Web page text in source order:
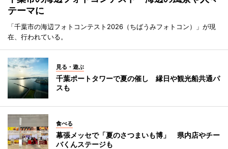
テーマに
「千葉市の海辺フォトコンテスト2026（ちばうみフォトコン）」が現
在、行われている。
見る・遊ぶ
千葉ポートタワーで夏の催し 縁日や観光船共通パ
スも
食べる
幕張メッセで「夏のさつまいも博」 県内店やチー
バくんステージも